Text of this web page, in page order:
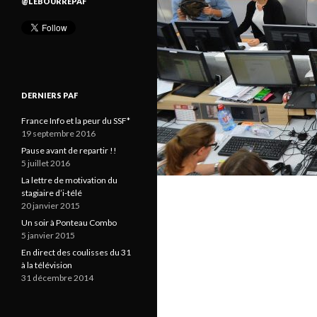
DERNIERS PAF
France Info et la peur du SSF*
19 septembre 2016
Pause avant de repartir !!
5 juillet 2016
La lettre de motivation du
stagiaire d’i-télé
20 janvier 2015
Un soir à Ponteau Combo
5 janvier 2015
En direct des coulisses du 31
à la télévision
31 décembre 2014